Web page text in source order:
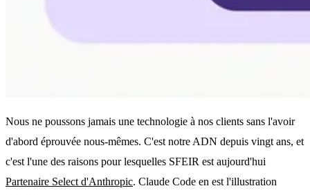
Nous ne poussons jamais une technologie à nos clients sans l'avoir
d'abord éprouvée nous-mêmes. C'est notre ADN depuis vingt ans, et
c'est l'une des raisons pour lesquelles SFEIR est aujourd'hui
Partenaire Select d'Anthropic. Claude Code en est l'illustration